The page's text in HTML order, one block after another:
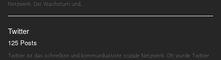
Netzwerk. Der Wachstum und…
Twitter
125 Posts
Twitter ist das schnellste und kommunikativste soziale Netzwerk. Oft wurde Twitter